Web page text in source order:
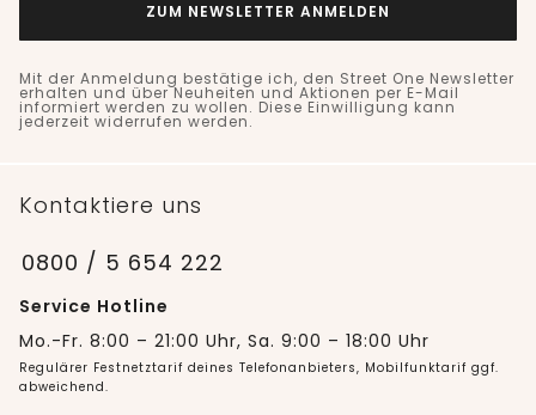
ZUM NEWSLETTER ANMELDEN
Mit der Anmeldung bestätige ich, den Street One Newsletter
erhalten und über Neuheiten und Aktionen per E-Mail
informiert werden zu wollen. Diese Einwilligung kann
jederzeit widerrufen werden.
Kontaktiere uns
0800 / 5 654 222
Service Hotline
Mo.-Fr. 8:00 – 21:00 Uhr, Sa. 9:00 – 18:00 Uhr
Regulärer Festnetztarif deines Telefonanbieters, Mobilfunktarif ggf.
abweichend.